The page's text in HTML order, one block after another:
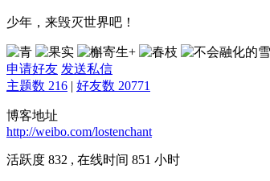
少年，来毁灭世界吧！
申请好友 发送私信
主题数 216 | 好友数 20771
博客地址
http://weibo.com/lostenchant
活跃度 832 , 在线时间 851 小时